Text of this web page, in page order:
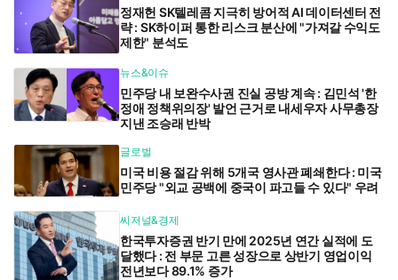
정재헌 SK텔레콤 지극히 방어적 AI 데이터센터 전
략 : SK하이퍼 통한 리스크 분산에 "가져갈 수익도
제한" 분석도
뉴스&이슈
민주당 내 보완수사권 진실 공방 계속 : 김민석 '한
정애 정책위의장' 발언 근거로 내세우자 사무총장
지낸 조승래 반박
글로벌
미국 비용 절감 위해 5개국 영사관 폐쇄한다 : 미국
민주당 "외교 공백에 중국이 파고들 수 있다" 우려
씨저널&경제
한국투자증권 반기 만에 2025년 연간 실적에 도
달했다 : 전 부문 고른 성장으로 상반기 영업이익
전년보다 89.1% 증가